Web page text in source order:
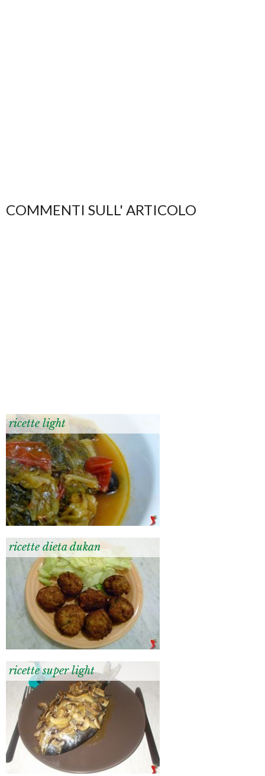
COMMENTI SULL' ARTICOLO
ricette light
ricette dieta dukan
ricette super light